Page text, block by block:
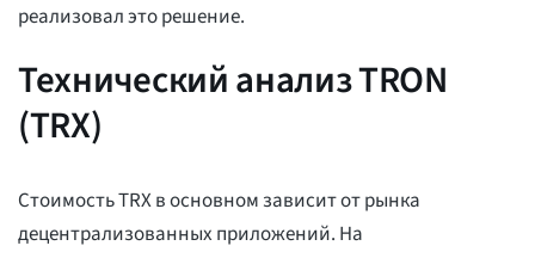
реализовал это решение.
Технический анализ TRON
(TRX)
Стоимость TRX в основном зависит от рынка
децентрализованных приложений. На